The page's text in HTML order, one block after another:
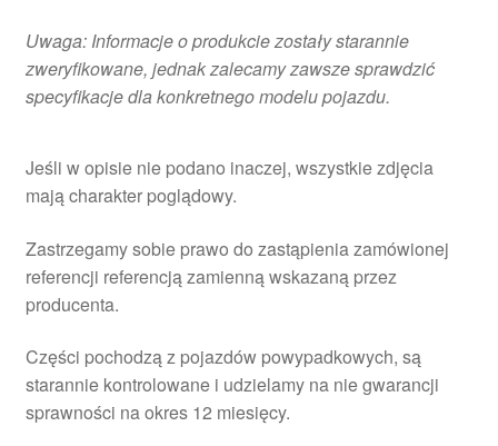
Uwaga: Informacje o produkcie zostały starannie
zweryfikowane, jednak zalecamy zawsze sprawdzić
specyfikacje dla konkretnego modelu pojazdu.
Jeśli w opisie nie podano inaczej, wszystkie zdjęcia
mają charakter poglądowy.
Zastrzegamy sobie prawo do zastąpienia zamówionej
referencji referencją zamienną wskazaną przez
producenta.
Części pochodzą z pojazdów powypadkowych, są
starannie kontrolowane i udzielamy na nie gwarancji
sprawności na okres 12 miesięcy.